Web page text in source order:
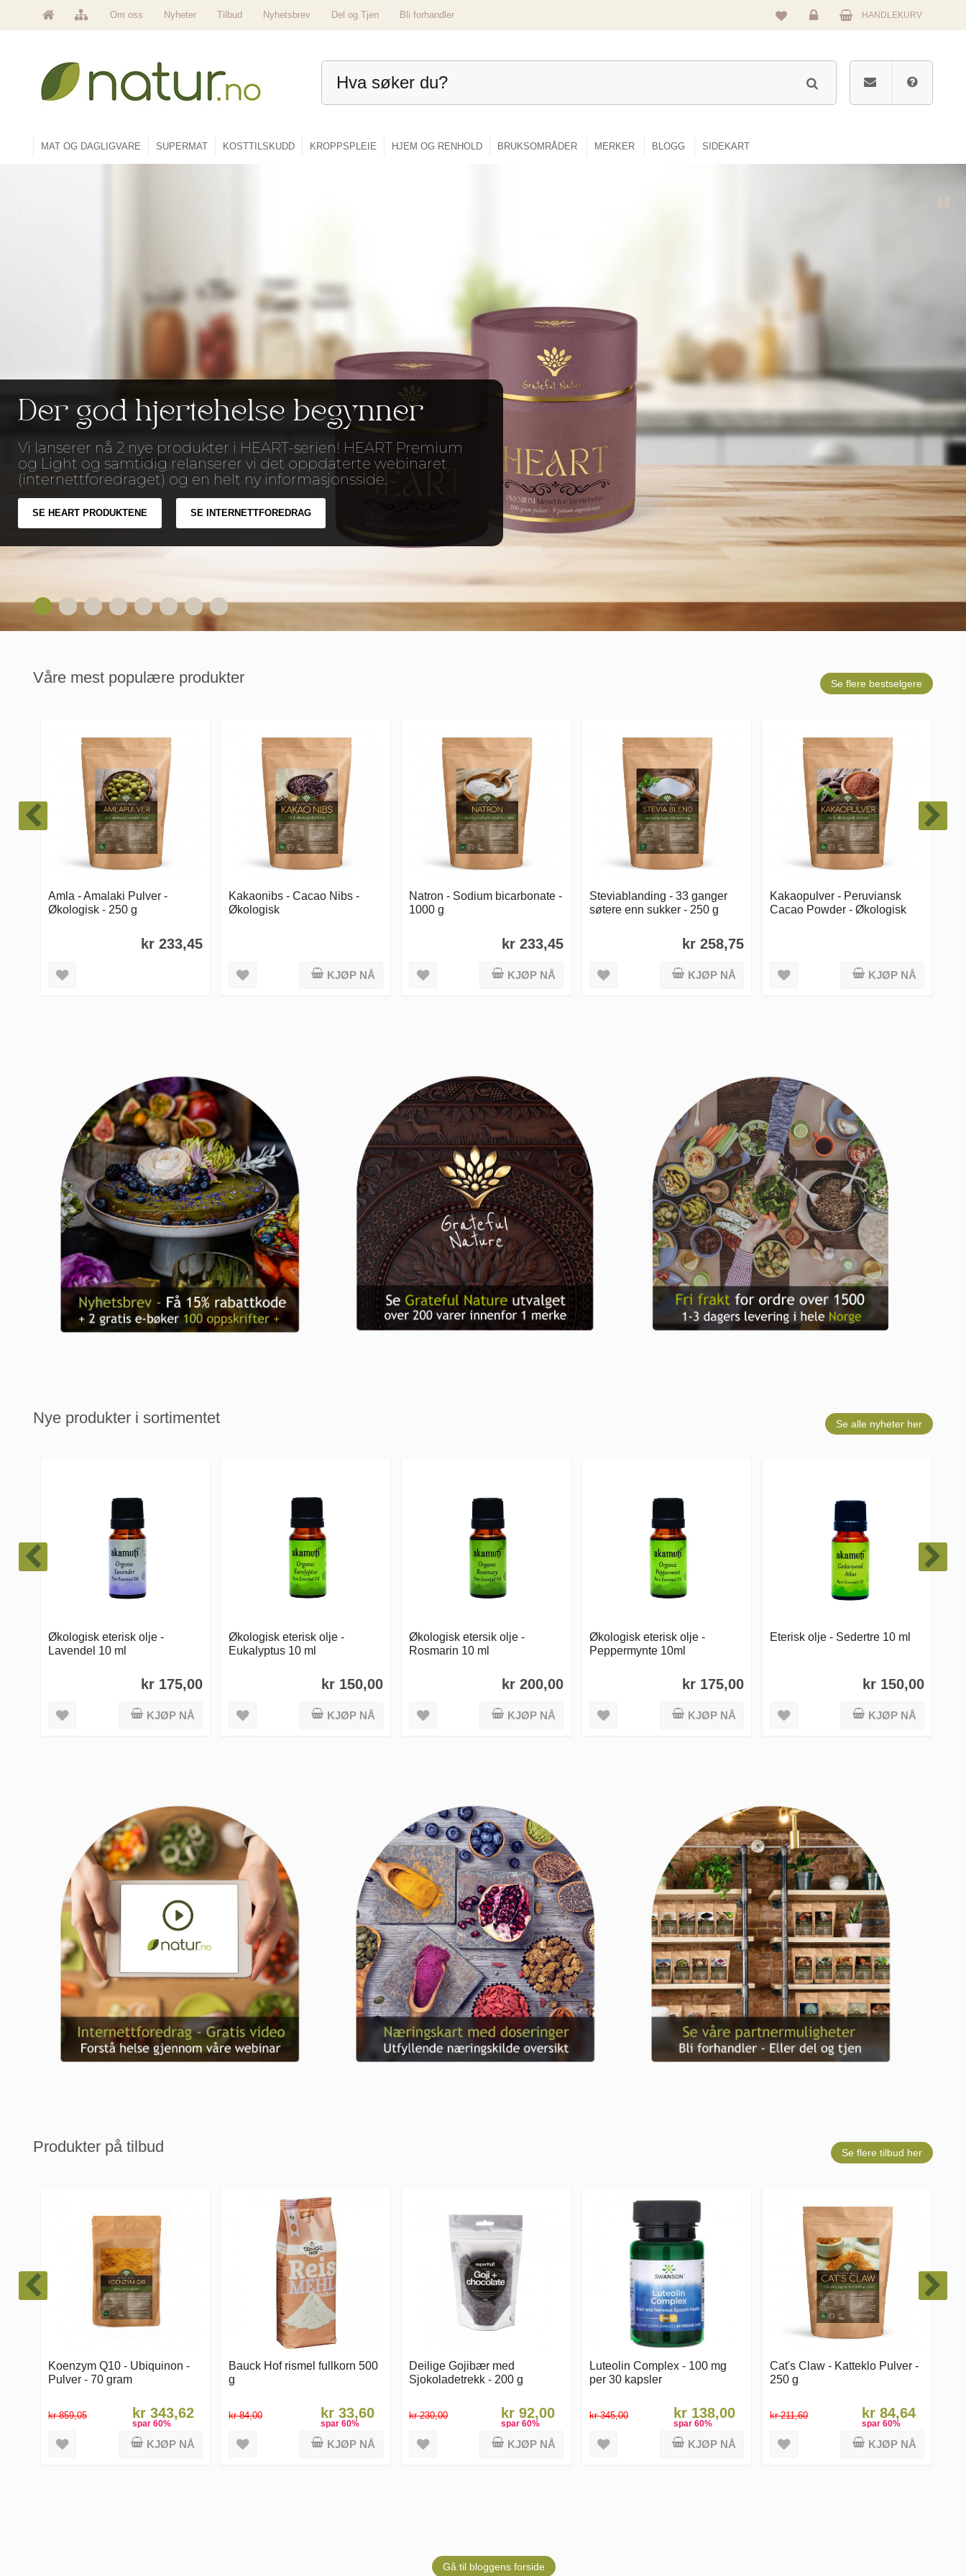
Om oss Nyheter Tilbud Nyhetsbrev Del og Tjen
Bli forhandler
Logg
HANDLEKURV
MAT OG DAGLIGVARE SUPERMAT KOSTTILSKUDD KROPPSPLEIE HJEM OG RENHOLD BRUKSOMRÅDER MERKER BLOGG SIDEKART
Der god hjertehelse begynner
Vi lanserer nå 2 nye produkter i HEART-serien! HEART Premium
og Light og samtidig relanserer vi det oppdaterte webinaret
(internettforedraget) og en helt ny informasjonsside.
SE HEART PRODUKTENE SE INTERNETTFOREDRAG
Våre mest populære produkter Se flere bestselgere
Amla - Amalaki Pulver -
Økologisk - 250 g
kr 233,45
Kakaonibs - Cacao Nibs -
Økologisk
KJØP NÅ
Natron - Sodium bicarbonate -
1000 g
kr 233,45
KJØP NÅ
Steviablanding - 33 ganger
søtere enn sukker - 250 g
kr 258,75
KJØP NÅ
Kakaopulver - Peruviansk
Cacao Powder - Økologisk
KJØP NÅ
Nye produkter i sortimentet Se alle nyheter her
Økologisk eterisk olje -
Lavendel 10 ml
kr 175,00
KJØP NÅ
Økologisk eterisk olje -
Eukalyptus 10 ml
kr 150,00
KJØP NÅ
Økologisk etersik olje -
Rosmarin 10 ml
kr 200,00
KJØP NÅ
Økologisk eterisk olje -
Peppermynte 10ml
kr 175,00
KJØP NÅ
Eterisk olje - Sedertre 10 ml
kr 150,00
KJØP NÅ
Produkter på tilbud Se flere tilbud her
Koenzym Q10 - Ubiquinon -
Pulver - 70 gram
kr 859,05 kr 343,62
spar 60%
KJØP NÅ
Bauck Hof rismel fullkorn 500
g
kr 84,00 kr 33,60
spar 60%
KJØP NÅ
Deilige Gojibær med
Sjokoladetrekk - 200 g
kr 230,00 kr 92,00
spar 60%
KJØP NÅ
Luteolin Complex - 100 mg
per 30 kapsler
kr 345,00 kr 138,00
spar 60%
KJØP NÅ
Cat's Claw - Katteklo Pulver -
250 g
kr 211,60 kr 84,64
spar 60%
KJØP NÅ
Gå til bloggens forside